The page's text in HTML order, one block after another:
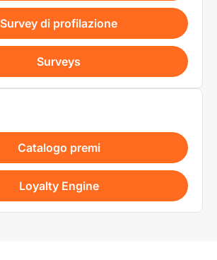
Survey di profilazione
Surveys
Catalogo premi
Loyalty Engine